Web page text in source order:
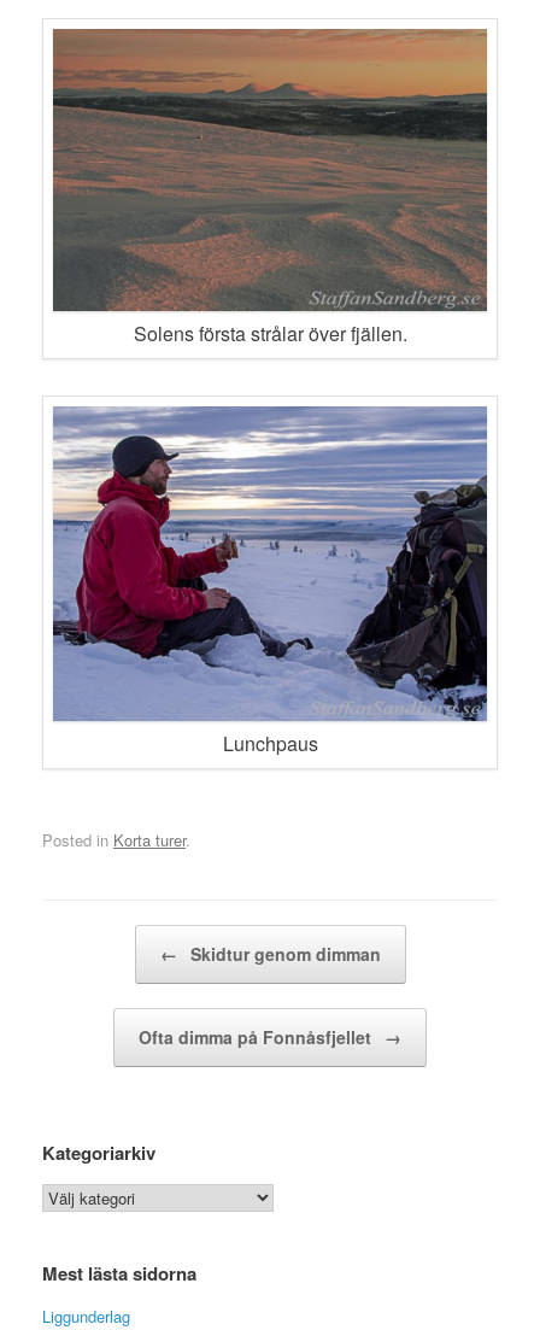
Solens första strålar över fjällen.
Lunchpaus
Posted in Korta turer.
← Skidtur genom dimman
Ofta dimma på Fonnåsfjellet →
Kategoriarkiv
Kategoriarkiv
Mest lästa sidorna
Liggunderlag